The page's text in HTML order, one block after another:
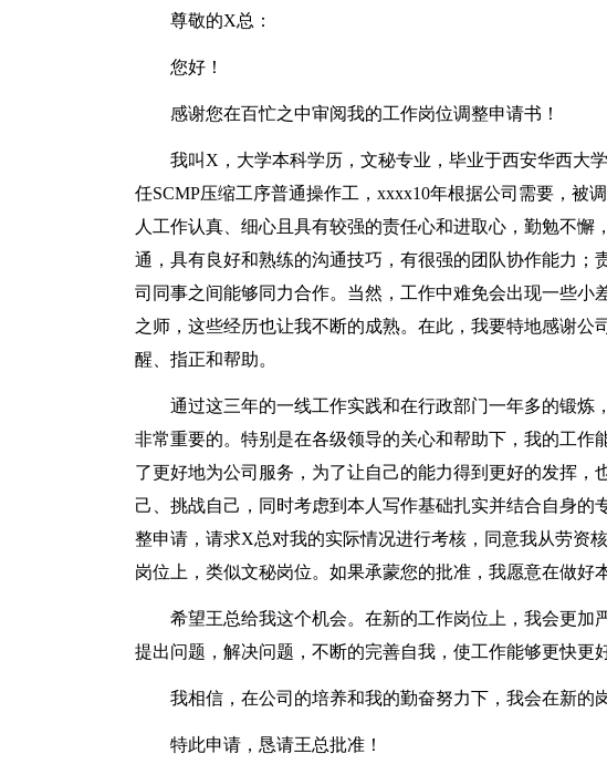
尊敬的X总：
您好！
感谢您在百忙之中审阅我的工作岗位调整申请书！
我叫X，大学本科学历，文秘专业，毕业于西安华西大
任SCMP压缩工序普通操作工，xxxx10年根据公司需要，被
人工作认真、细心且具有较强的责任心和进取心，勤勉不懈
通，具有良好和熟练的沟通技巧，有很强的团队协作能力；
司同事之间能够同力合作。当然，工作中难免会出现一些小
之师，这些经历也让我不断的成熟。在此，我要特地感谢公
醒、指正和帮助。
通过这三年的一线工作实践和在行政部门一年多的锻炼
非常重要的。特别是在各级领导的关心和帮助下，我的工作
了更好地为公司服务，为了让自己的能力得到更好的发挥，
己、挑战自己，同时考虑到本人写作基础扎实并结合自身的
整申请，请求X总对我的实际情况进行考核，同意我从劳资
岗位上，类似文秘岗位。如果承蒙您的批准，我愿意在做好
希望王总给我这个机会。在新的工作岗位上，我会更加
提出问题，解决问题，不断的完善自我，使工作能够更快更
我相信，在公司的培养和我的勤奋努力下，我会在新的
特此申请，恳请王总批准！